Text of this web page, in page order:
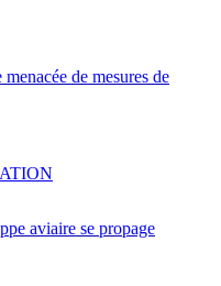
de mesures de
aviaire se propage